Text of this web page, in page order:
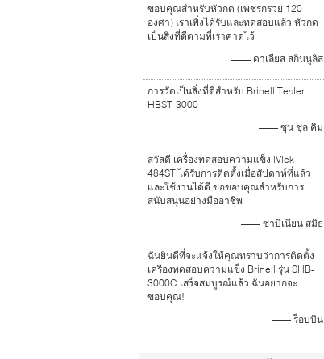
ขอบคุณสำหรับหัวกด (เพชรกรวย 120
องศา) เราเพิ่งได้รับและทดสอบแล้ว หัวกด
เป็นสิ่งที่ดีตามที่เราคาดไว้
—— ดาเลียส สกินนูลิส
การวัดเป็นสิ่งที่ดีสำหรับ Brinell Tester
HBST-3000
—— ซุน ชุล คิม
สวัสดี เครื่องทดสอบความแข็ง iVick-
484ST ได้รับการติดตั้งเมื่อสัปดาห์ที่แล้ว
และใช้งานได้ดี ขอขอบคุณสำหรับการ
สนับสนุนอย่างมืออาชีพ
—— ซาบีเนียน สมิธ
ฉันยินดีที่จะแจ้งให้คุณทราบว่าการติดตั้ง
เครื่องทดสอบความแข็ง Brinell รุ่น SHB-
3000C เสร็จสมบูรณ์แล้ว ฉันอยากจะ
ขอบคุณ!
—— ร็อบบิน